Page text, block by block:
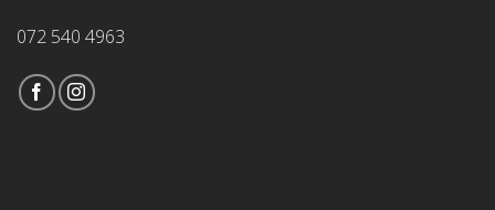
072 540 4963